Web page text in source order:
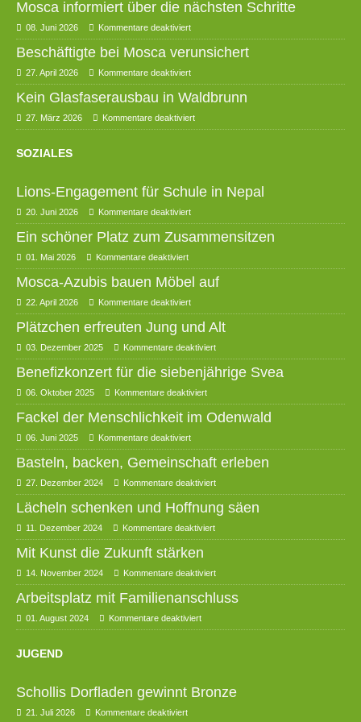
Mosca informiert über die nächsten Schritte
08. Juni 2026 Kommentare deaktiviert
Beschäftigte bei Mosca verunsichert
27. April 2026 Kommentare deaktiviert
Kein Glasfaserausbau in Waldbrunn
27. März 2026 Kommentare deaktiviert
SOZIALES
Lions-Engagement für Schule in Nepal
20. Juni 2026 Kommentare deaktiviert
Ein schöner Platz zum Zusammensitzen
01. Mai 2026 Kommentare deaktiviert
Mosca-Azubis bauen Möbel auf
22. April 2026 Kommentare deaktiviert
Plätzchen erfreuten Jung und Alt
03. Dezember 2025 Kommentare deaktiviert
Benefizkonzert für die siebenjährige Svea
06. Oktober 2025 Kommentare deaktiviert
Fackel der Menschlichkeit im Odenwald
06. Juni 2025 Kommentare deaktiviert
Basteln, backen, Gemeinschaft erleben
27. Dezember 2024 Kommentare deaktiviert
Lächeln schenken und Hoffnung säen
11. Dezember 2024 Kommentare deaktiviert
Mit Kunst die Zukunft stärken
14. November 2024 Kommentare deaktiviert
Arbeitsplatz mit Familienanschluss
01. August 2024 Kommentare deaktiviert
JUGEND
Schollis Dorfladen gewinnt Bronze
21. Juli 2026 Kommentare deaktiviert